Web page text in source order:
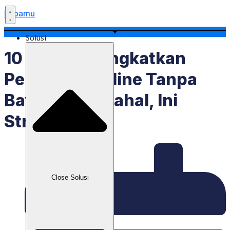
Labamu
Solusi
Close Solusi
10 Cara Meningkatkan
Penjualan Online Tanpa
Bayar Iklan Mahal, Ini
Strateginya!